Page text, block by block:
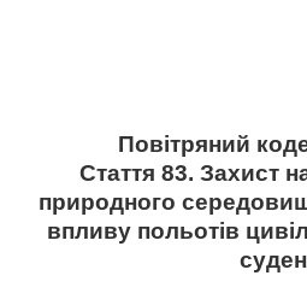
Повітряний
Стаття 83. Захист
природного
впливу польотів
суден